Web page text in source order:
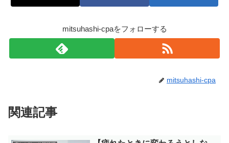
mitsuhashi-cpaをフォローする
mitsuhashi-cpa
関連記事